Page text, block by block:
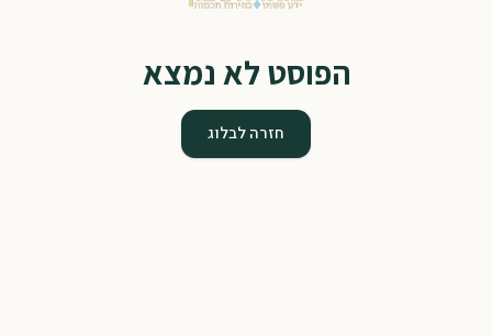
הפוסט לא נמצא
חזרה לבלוג